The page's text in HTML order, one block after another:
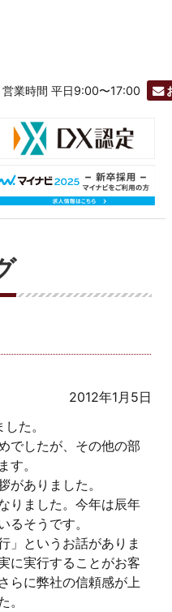
営業時間 平日9:00〜17:00
2012年1月5日
た。
でしたが、その他の部
す。
がありました。
りました。今年は辰年
るそうです。
」というお話がありま
に実行することがお客
らに弊社の信頼感が上
。